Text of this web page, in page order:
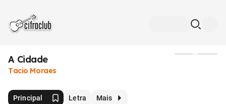
A Cidade
Tacio Moraes
Principal Letra Mais